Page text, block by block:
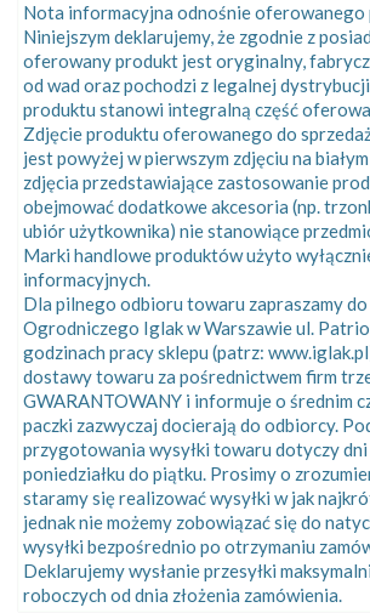
Nota informacyjna odnośnie oferowanego
Niniejszym deklarujemy, że zgodnie z
oferowany produkt jest oryginalny,
od wad oraz pochodzi z legalnej
produktu stanowi integralną część
Zdjęcie produktu oferowanego do
jest powyżej w pierwszym zdjęciu na
zdjęcia przedstawiające zastosowanie
obejmować dodatkowe akcesoria (np.
ubiór użytkownika) nie stanowiące
Marki handlowe produktów użyto
informacyjnych.
Dla pilnego odbioru towaru zapraszamy
Ogrodniczego Iglak w Warszawie ul.
godzinach pracy sklepu (patrz:
dostawy towaru za pośrednictwem firm
GWARANTOWANY i informuje o średnim
paczki zazwyczaj docierają do odbiorcy.
przygotowania wysyłki towaru dotyczy dni
poniedziałku do piątku. Prosimy o
staramy się realizować wysyłki w jak
jednak nie możemy zobowiązać się do
wysyłki bezpośrednio po otrzymaniu
Deklarujemy wysłanie przesyłki
roboczych od dnia złożenia zamówienia.